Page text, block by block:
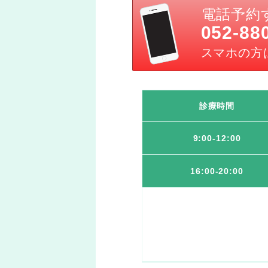
電話予約
052-
スマホの
診療時間
9:00-12:00
16:00-20:00